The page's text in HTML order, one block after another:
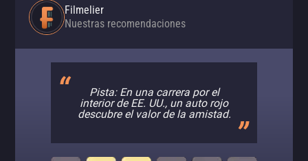
Filmelier
Nuestras recomendaciones
Pista: En una carrera por el
interior de EE. UU., un auto rojo
descubre el valor de la amistad.